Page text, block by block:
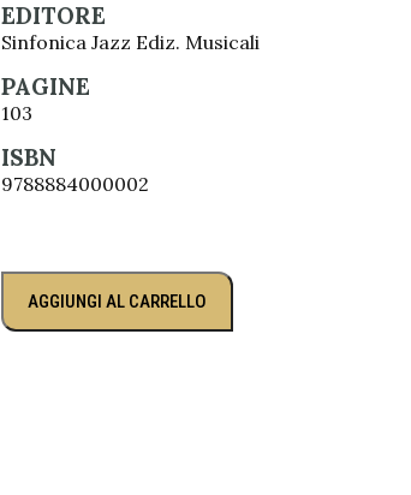
EDITORE
Sinfonica Jazz Ediz. Musicali
PAGINE
103
ISBN
9788884000002
AGGIUNGI AL CARRELLO